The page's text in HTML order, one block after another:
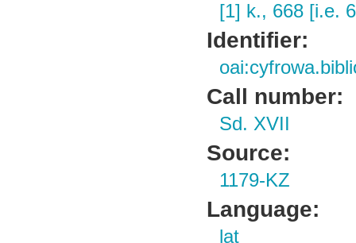
[1] k., 668 [i.e.
Identifier:
Call number:
Sd. XVII
Source:
1179-KZ
Language:
lat